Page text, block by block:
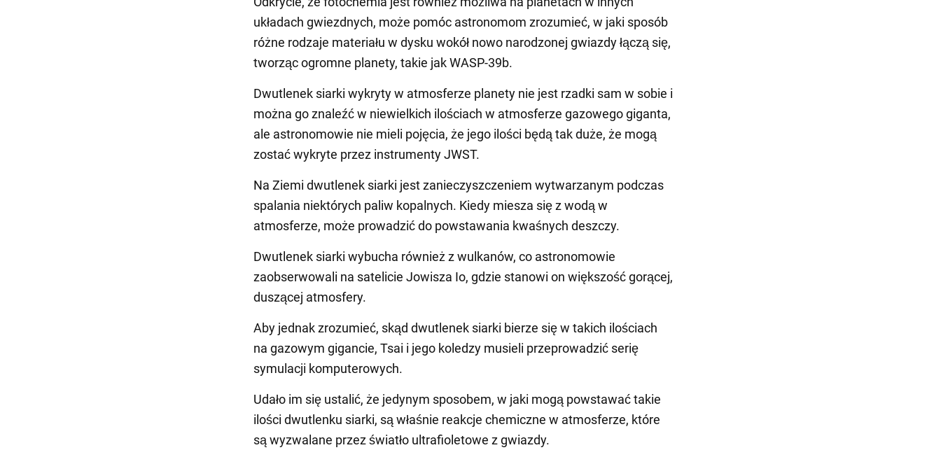
układach gwiezdnych, może pomóc astronomom zrozumieć, w jaki sposób
różne rodzaje materiału w dysku wokół nowo narodzonej gwiazdy łączą się,
tworząc ogromne planety, takie jak WASP-39b.
Dwutlenek siarki wykryty w atmosferze planety nie jest rzadki sam w sobie i
można go znaleźć w niewielkich ilościach w atmosferze gazowego giganta,
ale astronomowie nie mieli pojęcia, że jego ilości będą tak duże, że mogą
zostać wykryte przez instrumenty JWST.
Na Ziemi dwutlenek siarki jest zanieczyszczeniem wytwarzanym podczas
spalania niektórych paliw kopalnych. Kiedy miesza się z wodą w
atmosferze, może prowadzić do powstawania kwaśnych deszczy.
Dwutlenek siarki wybucha również z wulkanów, co astronomowie
zaobserwowali na satelicie Jowisza Io, gdzie stanowi on większość gorącej,
duszącej atmosfery.
Aby jednak zrozumieć, skąd dwutlenek siarki bierze się w takich ilościach
na gazowym gigancie, Tsai i jego koledzy musieli przeprowadzić serię
symulacji komputerowych.
Udało im się ustalić, że jedynym sposobem, w jaki mogą powstawać takie
ilości dwutlenku siarki, są właśnie reakcje chemiczne w atmosferze, które
są wyzwalane przez światło ultrafioletowe z gwiazdy.